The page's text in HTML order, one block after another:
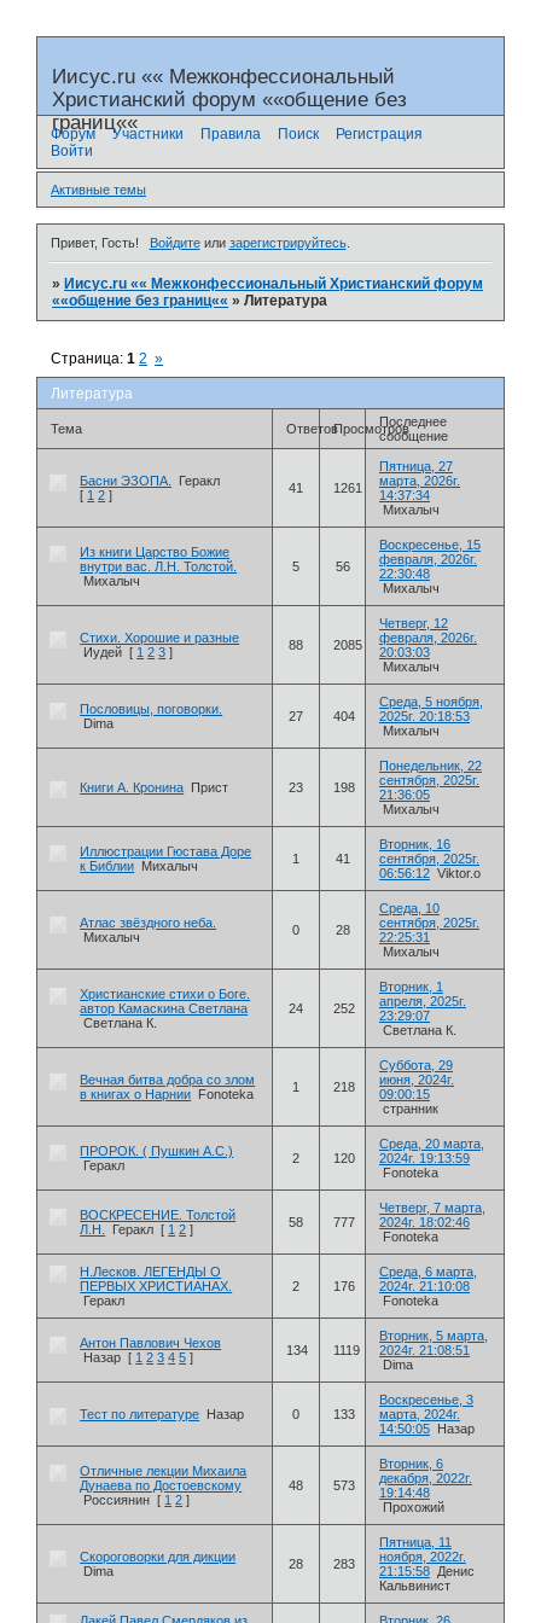
Иисус.ru «« Межконфессиональный
Христианский форум ««общение без
границ««
Форум Участники Правила Поиск
Регистрация
Войти
Активные темы
Привет, Гость! Войдитеили зарегистрируйтесь.
»Иисус.ru «« Межконфессиональный Христианский форум
««общение без границ«« »Литература
Литература
Страница:1 2 »
Тема ОтветовПросмотровПоследнее
сообщение
Басни ЭЗОПА.
Геракл
[ 1 2 ] 41 1261
Пятница, 27
марта, 2026г.
14:37:34
Михалыч
Из книги Царство Божие
внутри вас. Л.Н. Толстой.
Михалыч
5 56
Воскресенье, 15
февраля, 2026г.
22:30:48
Михалыч
Стихи. Хорошие и разные
Иудей [ 1 2 3 ] 88 2085
Четверг, 12
февраля, 2026г.
20:03:03
Михалыч
Пословицы, поговорки.
Dima
27 404
Среда, 5 ноября,
2025г. 20:18:53
Михалыч
Книги А. Кронина Прист 23 198
Понедельник, 22
сентября, 2025г.
21:36:05
Михалыч
Иллюстрации Гюстава Доре
к Библии Михалыч 1 41
Вторник, 16
сентября, 2025г.
06:56:12 Viktor.o
Атлас звёздного неба.
Михалыч
0 28
Среда, 10
сентября, 2025г.
22:25:31
Михалыч
Христианские стихи о Боге.
автор Камаскина Светлана
Светлана К.
24 252
Вторник, 1
апреля, 2025г.
23:29:07
Светлана К.
Вечная битва добра со злом
в книгах о Нарнии
Fonoteka 1 218
Суббота, 29
июня, 2024г.
09:00:15
странник
ПРОРОК. ( Пушкин А.С.)
Геракл
2 120
Среда, 20 марта,
2024г. 19:13:59
Fonoteka
ВОСКРЕСЕНИЕ. Толстой
Л.Н.
Геракл [ 1 2 ] 58 777
Четверг, 7 марта,
2024г. 18:02:46
Fonoteka
Н.Лесков. ЛЕГЕНДЫ О
ПЕРВЫХ ХРИСТИАНАХ.
Геракл
2 176
Среда, 6 марта,
2024г. 21:10:08
Fonoteka
Антон Павлович Чехов
Назар [ 1 2 3 4 5 ] 134 1119
Вторник, 5 марта,
2024г. 21:08:51
Dima
Тест по литературе Назар 0 133
Воскресенье, 3
марта, 2024г.
14:50:05
Назар
Отличные лекции Михаила
Дунаева по Достоевскому
Россиянин [ 1 2 ]
48 573
Вторник, 6
декабря, 2022г.
19:14:48
Прохожий
Скороговорки для дикции
Dima
28 283
Пятница, 11
ноября, 2022г.
21:15:58 Денис
Кальвинист